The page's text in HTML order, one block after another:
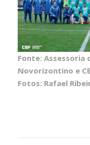
Fonte: Assessoria
Novorizontino e
Fotos: Rafael